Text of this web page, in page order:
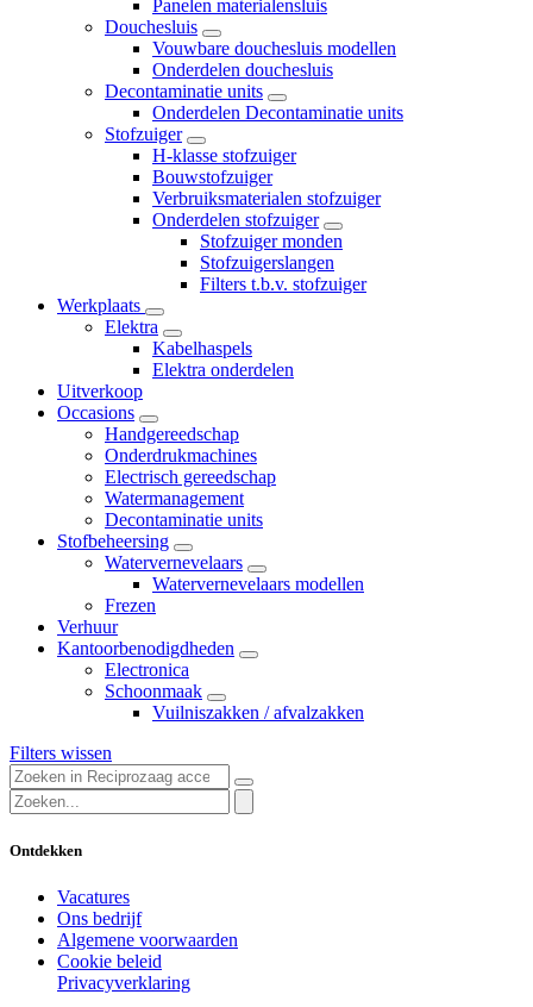
Panelen materialensluis
Douchesluis
Vouwbare douchesluis modellen
Onderdelen douchesluis
Decontaminatie units
Onderdelen Decontaminatie units
Stofzuiger
H-klasse stofzuiger
Bouwstofzuiger
Verbruiksmaterialen stofzuiger
Onderdelen stofzuiger
Stofzuiger monden
Stofzuigerslangen
Filters t.b.v. stofzuiger
Werkplaats
Elektra
Kabelhaspels
Elektra onderdelen
Uitverkoop
Occasions
Handgereedschap
Onderdrukmachines
Electrisch gereedschap
Watermanagement
Decontaminatie units
Stofbeheersing
Watervernevelaars
Watervernevelaars modellen
Frezen
Verhuur
Kantoorbenodigdheden
Electronica
Schoonmaak
Vuilniszakken / afvalzakken
Filters wissen
Ontdekken
Vacatures
Ons bedrijf
Algemene voorwaarden
Cookie beleid
Privacyverklaring